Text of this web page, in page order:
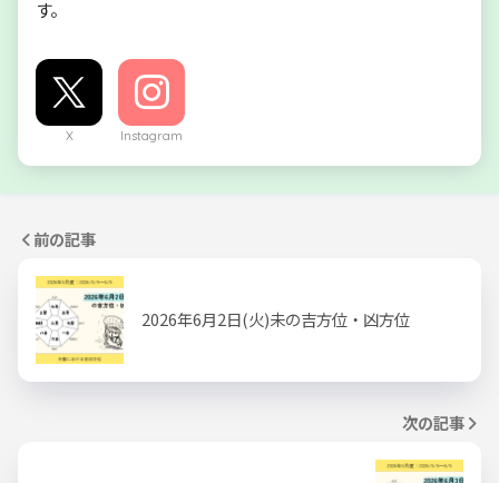
す。
X Instagram
前の記事
2026年6月2日(火)未の吉方位・凶方位
次の記事